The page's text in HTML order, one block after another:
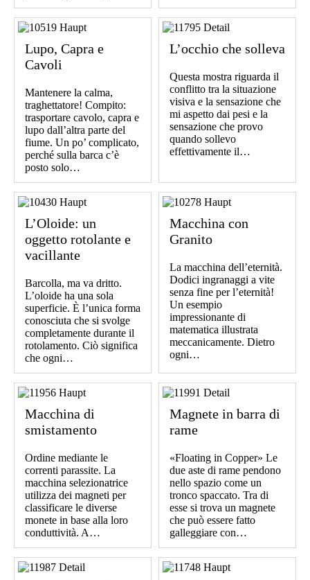
Lupo, Capra e
Cavoli
Mantenere la calma,
traghettatore! Compito:
trasportare cavolo, capra e
lupo dall’altra parte del
fiume. Un po’ complicato,
perché sulla barca c’è
posto solo…
L’occhio che solleva
Questa mostra riguarda il
conflitto tra la situazione
visiva e la sensazione che
mi aspetto dai pesi e la
sensazione che provo
quando sollevo
effettivamente il…
L’Oloide: un
oggetto rotolante e
vacillante
Barcolla, ma va dritto.
L’oloide ha una sola
superficie. È l’unica forma
conosciuta che si svolge
completamente durante il
rotolamento. Ciò significa
che ogni…
Macchina con
Granito
La macchina dell’eternità.
Dodici ingranaggi a vite
senza fine per l’eternità!
Un esempio
impressionante di
matematica illustrata
meccanicamente. Dietro
ogni…
Macchina di
smistamento
Ordine mediante le
correnti parassite. La
macchina selezionatrice
utilizza dei magneti per
classificare le diverse
monete in base alla loro
conduttività. A…
Magnete in barra di
rame
«Floating in Copper» Le
due aste di rame pendono
nello spazio come un
tronco spaccato. Tra di
esse si trova un magnete
che può essere fatto
galleggiare con…